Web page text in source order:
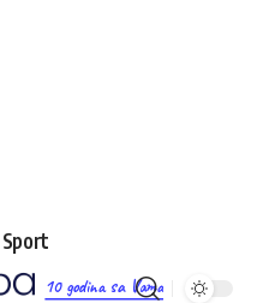
10 godina sa Vama
Sport